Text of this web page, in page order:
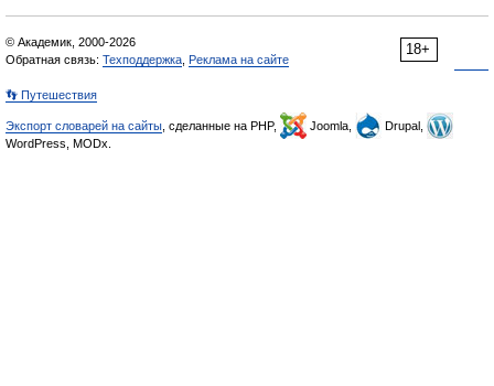
18+
© Академик, 2000-2026
Обратная связь: Техподдержка Реклама на сайте
👣 Путешествия
Экспорт словарей на сайты , сделанные на PHP, Joomla,
Drupal,
WordPress, MODx.